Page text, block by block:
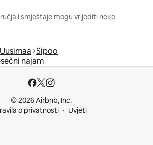
i smještaje mogu vrijediti neke
Uusimaa Sipoo
najam
© 2026 Airbnb, Inc.
o privatnosti
Uvjeti